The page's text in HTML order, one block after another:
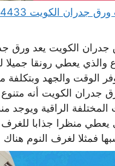
جدران الكويت يعد ورق
والذي يعطي رونقا جميلا
الوقت والجهد وبتكلفة
جدران الكويت أنه متنوع
الراقية ويوجد
يعطي منظرا جذابا
فمثلا لغرف النوم